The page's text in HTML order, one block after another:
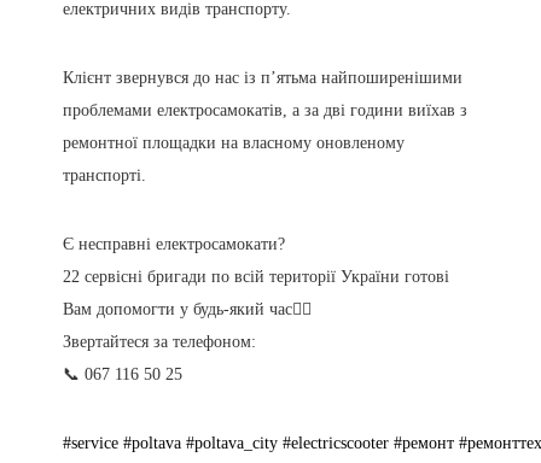
електричних видів транспорту.
Клієнт звернувся до нас із п’ятьма найпоширенішими
проблемами електросамокатів, а за дві години виїхав з
ремонтної площадки на власному оновленому
транспорті.
Є несправні електросамокати?
22 сервісні бригади по всій території України готові
Вам допомогти у будь-який час👍🏻
Звертайтеся за телефоном:
📞 067 116 50 25
#service #poltava #poltava_city #electricscooter #ремонт